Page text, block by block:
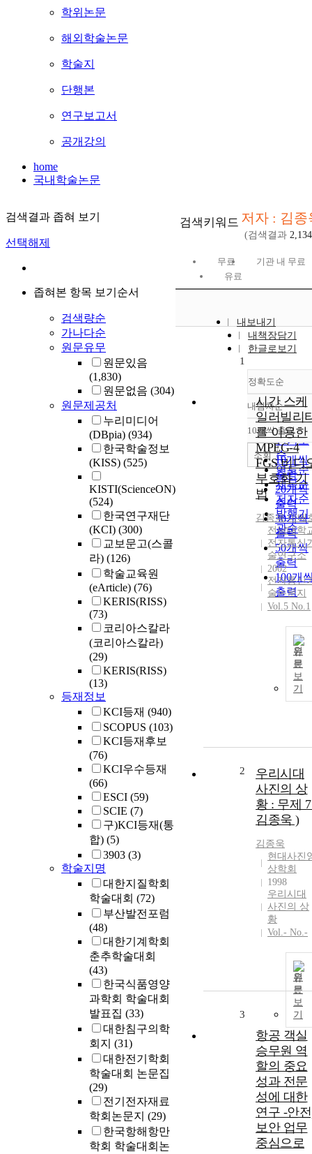
학위논문
해외학술논문
학술지
단행본
연구보고서
공개강의
home
국내학술논문
검색결과 좁혀 보기
선택해제
좁혀본 항목 보기순서
검색량순
가나다순
원문유무
원문있음
(1,830)
원문없음 (304)
원문제공처
누리미디어
(DBpia) (934)
한국학술정보
(KISS) (525)
KISTI(ScienceON)
(524)
한국연구재단
(KCI) (300)
교보문고(스콜
라) (126)
학술교육원
(eArticle) (76)
KERIS(RISS)
(73)
코리아스칼라
(코리아스칼라)
(29)
KERIS(RISS)
(13)
등재정보
KCI등재 (940)
SCOPUS (103)
KCI등재후보
(76)
KCI우수등재
(66)
ESCI (59)
SCIE (7)
구)KCI등재(통
합) (5)
3903 (3)
학술지명
대한지질학회
학술대회 (72)
부산발전포럼
(48)
대한기계학회
춘추학술대회
(43)
한국식품영양
과학회 학술대회
발표집 (33)
대한침구의학
회지 (31)
대한전기학회
학술대회 논문집
(29)
전기전자재료
학회논문지 (29)
한국항해항만
학회 학술대회논
검색키워드 저자 : 김종
(검색결과 2,134
무료
기관 내 무료
유료
내보내기
내책장담기
한글로보기
정확도순
정확도
순
인기도
순
연도순
제목순
저자순
발행기
관순
내림차순
내림차
10개씩 출력
10개씩
출력
20개씩
출력
30개씩
출력
50개씩
출력
100개
출력
조회
1
시간 스케
일러빌리
를 이용한
MPEG-4
FGS 비디
부호화 기
법
김종욱,이배
전남대학
전자통신
술연구소
2002
전자통신
술논문지
Vol.5 No.1
원
문
보
기
2
우리시대
사진의 상
황 : 무제
김종욱 )
김종욱
현대사진
상학회
1998
우리시대
사진의 상
황
Vol.- No.-
원
문
보
기
3
항공 객실
승무원 역
할의 중요
성과 전문
성에 대한
연구 -안
보안 업무
중심으로